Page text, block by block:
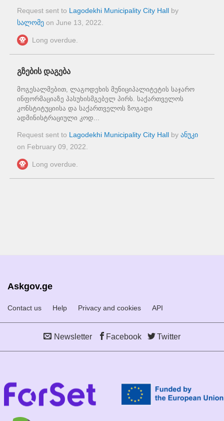
Request sent to Lagodekhi Municipality City Hall by
სალომე on June 13, 2022.
Long overdue.
გზების დაგება
მოგესალმებით, ლაგოდეხის მუნიციპალიტეტის საჯარო
ინფორმაციაზე პასუხისმგებელ პირს. საქართველოს
კონსტიტუციისა და საქართველოს ზოგადი
ადმინისტრაციული კოდ...
Request sent to Lagodekhi Municipality City Hall by ანუკი
on February 09, 2022.
Long overdue.
Askgov.ge
Contact us Help Privacy and cookies API
Newsletter Facebook Twitter